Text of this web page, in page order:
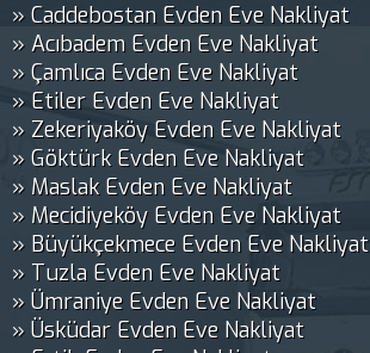
» Caddebostan Evden Eve Nakliyat
» Acıbadem Evden Eve Nakliyat
» Çamlıca Evden Eve Nakliyat
» Etiler Evden Eve Nakliyat
» Zekeriyaköy Evden Eve Nakliyat
» Göktürk Evden Eve Nakliyat
» Maslak Evden Eve Nakliyat
» Mecidiyeköy Evden Eve Nakliyat
» Büyükçekmece Evden Eve Nakliyat
» Tuzla Evden Eve Nakliyat
» Ümraniye Evden Eve Nakliyat
» Üsküdar Evden Eve Nakliyat